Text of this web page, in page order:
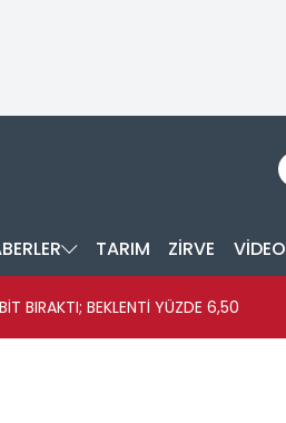
TARIM ZİRVE VİDEO
BIRAKTI; BEKLENTİ YÜZDE 6,50